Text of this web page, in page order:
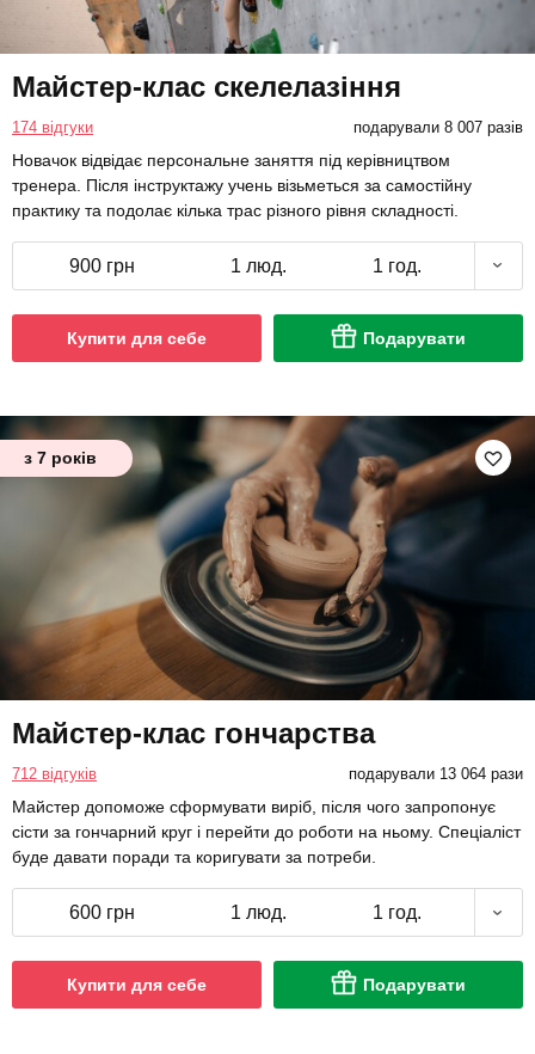
Майстер-клас скелелазіння
174 відгуки подарували 8 007 разів
Новачок відвідає персональне заняття під керівництвом
тренера. Після інструктажу учень візьметься за самостійну
практику та подолає кілька трас різного рівня складності.
900 грн 1 люд. 1 год.
Купити для себе Подарувати
з 7 років
Майстер-клас гончарства
712 відгуків подарували 13 064 рази
Майстер допоможе сформувати виріб, після чого запропонує
сісти за гончарний круг і перейти до роботи на ньому. Спеціаліст
буде давати поради та коригувати за потреби.
600 грн 1 люд. 1 год.
Купити для себе Подарувати